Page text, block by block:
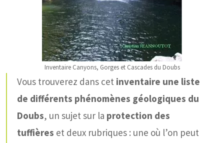
Inventaire Canyons, Gorges et Cascades du Doubs
Vous trouverez dans cet inventaire une liste
de différents phénomènes géologiques du
Doubs, un sujet sur la protection des
tuffières et deux rubriques : une où l’on peut